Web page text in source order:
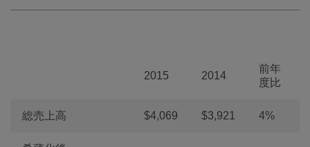
2015 2014
前年
度比
総売上高 $4,069 $3,921 4%